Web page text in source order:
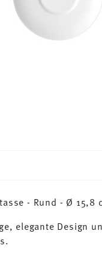
- Rund - Ø 15,8
elegante Design